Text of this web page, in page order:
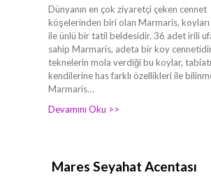
Dünyanın en çok ziyaretçi çeken cennet
köşelerinden biri olan Marmaris, koyları
ile ünlü bir tatil beldesidir. 36 adet irili
sahip Marmaris, adeta bir koy
teknelerin mola verdiği bu koylar,
kendilerine has farklı özellikleri ile
Marmaris…
Devamını Oku >>
Mares Seyahat Acentası